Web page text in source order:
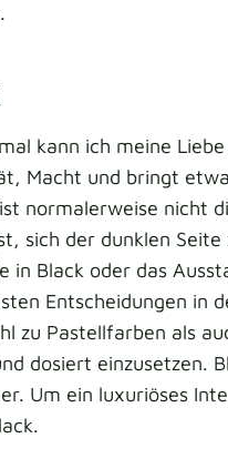
kann ich meine
Macht und bringt
normalerweise nicht
sich der dunklen
in Black oder das
Entscheidungen in
zu Pastellfarben als
dosiert einzusetzen.
Um ein luxuriöses